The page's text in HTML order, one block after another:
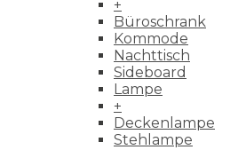
+
Büroschrank
Kommode
Nachttisch
Sideboard
Lampe
+
Deckenlampe
Stehlampe